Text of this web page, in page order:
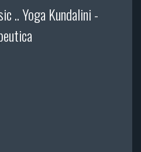
.. Yoga Kundalini -